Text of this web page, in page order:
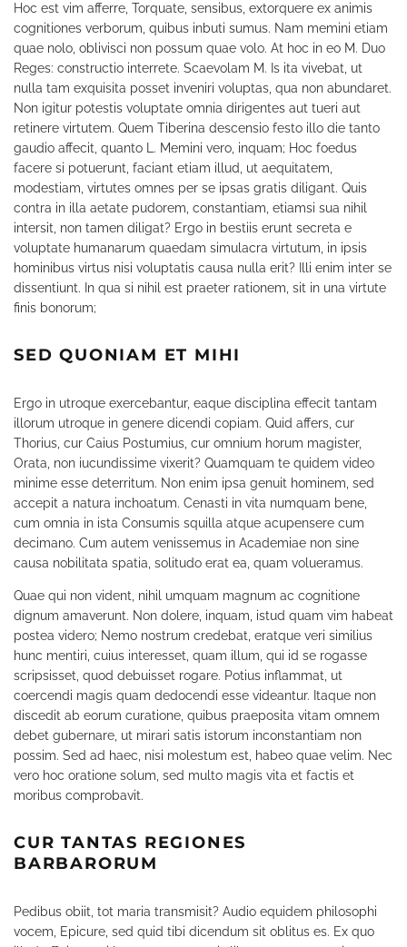
Hoc est vim afferre, Torquate, sensibus, extorquere ex animis
cognitiones verborum, quibus inbuti sumus. Nam memini etiam
quae nolo, oblivisci non possum quae volo. At hoc in eo M. Duo
Reges: constructio interrete. Scaevolam M. Is ita vivebat, ut
nulla tam exquisita posset inveniri voluptas, qua non abundaret.
Non igitur potestis voluptate omnia dirigentes aut tueri aut
retinere virtutem. Quem Tiberina descensio festo illo die tanto
gaudio affecit, quanto L. Memini vero, inquam; Hoc foedus
facere si potuerunt, faciant etiam illud, ut aequitatem,
modestiam, virtutes omnes per se ipsas gratis diligant. Quis
contra in illa aetate pudorem, constantiam, etiamsi sua nihil
intersit, non tamen diligat? Ergo in bestiis erunt secreta e
voluptate humanarum quaedam simulacra virtutum, in ipsis
hominibus virtus nisi voluptatis causa nulla erit? Illi enim inter se
dissentiunt. In qua si nihil est praeter rationem, sit in una virtute
finis bonorum;
SED QUONIAM ET MIHI
Ergo in utroque exercebantur, eaque disciplina effecit tantam
illorum utroque in genere dicendi copiam. Quid affers, cur
Thorius, cur Caius Postumius, cur omnium horum magister,
Orata, non iucundissime vixerit? Quamquam te quidem video
minime esse deterritum. Non enim ipsa genuit hominem, sed
accepit a natura inchoatum. Cenasti in vita numquam bene,
cum omnia in ista Consumis squilla atque acupensere cum
decimano. Cum autem venissemus in Academiae non sine
causa nobilitata spatia, solitudo erat ea, quam volueramus.
Quae qui non vident, nihil umquam magnum ac cognitione
dignum amaverunt. Non dolere, inquam, istud quam vim habeat
postea videro; Nemo nostrum credebat, eratque veri similius
hunc mentiri, cuius interesset, quam illum, qui id se rogasse
scripsisset, quod debuisset rogare. Potius inflammat, ut
coercendi magis quam dedocendi esse videantur. Itaque non
discedit ab eorum curatione, quibus praeposita vitam omnem
debet gubernare, ut mirari satis istorum inconstantiam non
possim. Sed ad haec, nisi molestum est, habeo quae velim. Nec
vero hoc oratione solum, sed multo magis vita et factis et
moribus comprobavit.
CUR TANTAS REGIONES
BARBARORUM
Pedibus obiit, tot maria transmisit? Audio equidem philosophi
vocem, Epicure, sed quid tibi dicendum sit oblitus es. Ex quo